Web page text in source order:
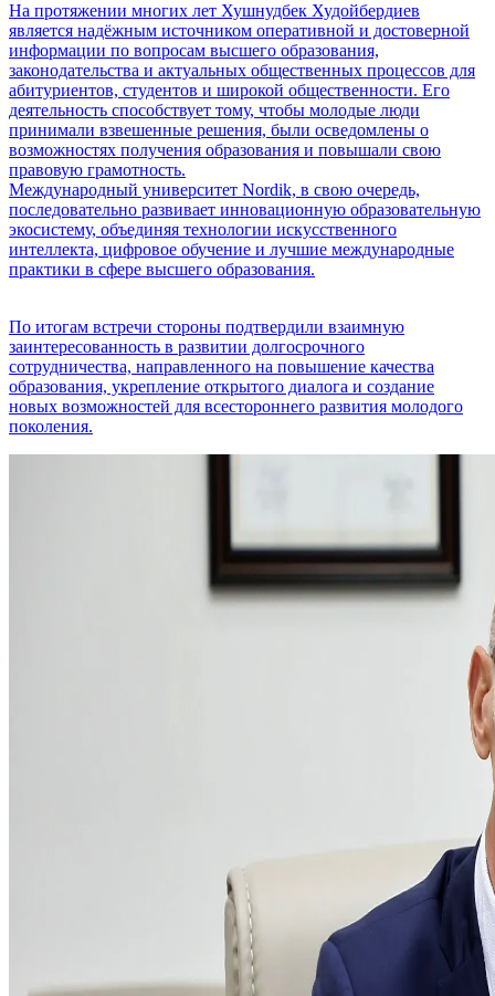
На протяжении многих лет Хушнудбек Худойбердиев
является надёжным источником оперативной и достоверной
информации по вопросам высшего образования,
законодательства и актуальных общественных процессов для
абитуриентов, студентов и широкой общественности. Его
деятельность способствует тому, чтобы молодые люди
принимали взвешенные решения, были осведомлены о
возможностях получения образования и повышали свою
правовую грамотность.
Международный университет Nordik, в свою очередь,
последовательно развивает инновационную образовательную
экосистему, объединяя технологии искусственного
интеллекта, цифровое обучение и лучшие международные
практики в сфере высшего образования.
По итогам встречи стороны подтвердили взаимную
заинтересованность в развитии долгосрочного
сотрудничества, направленного на повышение качества
образования, укрепление открытого диалога и создание
новых возможностей для всестороннего развития молодого
поколения.